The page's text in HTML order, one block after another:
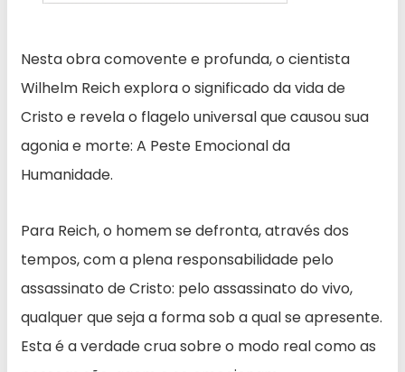
Nesta obra comovente e profunda, o cientista
Wilhelm Reich explora o significado da vida de
Cristo e revela o flagelo universal que causou sua
agonia e morte: A Peste Emocional da
Humanidade.
Para Reich, o homem se defronta, através dos
tempos, com a plena responsabilidade pelo
assassinato de Cristo: pelo assassinato do vivo,
qualquer que seja a forma sob a qual se apresente.
Esta é a verdade crua sobre o modo real como as